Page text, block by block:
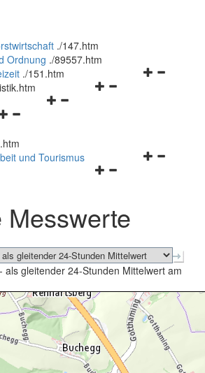
./147.htm
Ordnung ./89557.htm
Navigationsmenü
./151.htm
Navigationsmenü
Navigationsmenü
schließen
und Tourismus
Messwerte
- als gleitender 24-Stunden Mittelwert am